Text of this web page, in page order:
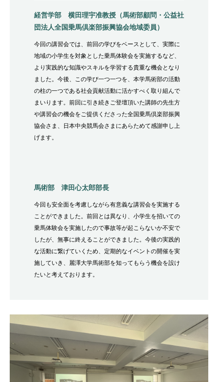
経営学部 横田理宇准教授（馬術部顧問・公益社
団法人全国乗馬倶楽部振興協会地域委員）
今回の講習会では、前回の学びをベースとして、実際に
地域の小学生を対象とした乗馬体験会を実施するなど、
より実践的な知識やスキルを学習する貴重な機会となり
ました。今後、この学び一つ一つを、本学馬術部の活動
の柱の一つである社会貢献活動に活かすべく取り組んで
まいります。前回に引き続きご登壇頂いた講師の先生方
や講習会の機会をご提供くださった全国乗馬倶楽部振興
協会さま、日本中央競馬会さまにあらためて感謝申し上
げます。
馬術部 津田心太郎部長
今回も安全面を考慮しながら有意義な講習会を実施する
ことができました。前回とは異なり、小学生を招いての
乗馬体験会を実施したので事故等が起こらないか不安で
したが、無事に終えることができました。今後の実践的
な活動に繋げていくため、定期的なイベントの開催を実
施していき、麗澤大学馬術部を知ってもらう機会を設け
たいと考えております。